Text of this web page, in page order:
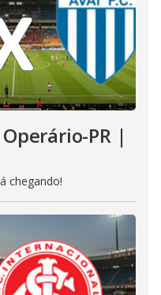
PR |
chegando!